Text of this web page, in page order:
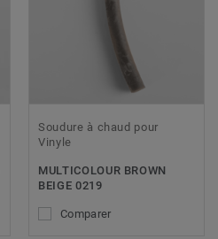
Soudure à chaud pour
Vinyle
MULTICOLOUR BROWN
BEIGE 0219
Comparer